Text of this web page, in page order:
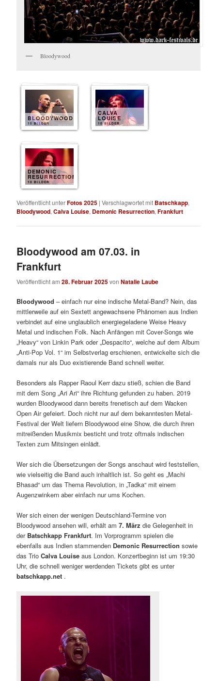
Bloodywood
BLOODYWOOD
15 BILDER
CALVA
LOUISE
10 BILDER
DEMONIC
RESURRECTION
10 BILDER
Veröffentlicht unterFotos 2025 |Verschlagwortet mit Batschkapp,
Bloodywood,Calva Louise, Demonic Resurrection,Frankfurt
Bloodywood am 07.03. in
Frankfurt
Veröffentlicht am28. Februar 2025vonNatalie Laube
Bloodywood – einfach nur eine indische Metal-Band? Nein, das
mittlerweile auf ein Sextett angewachsene Phänomen aus Indien
verbindet auf eine unglaublich energiegeladene Weise Heavy
Metal und indischen Folk. Nach Anfängen mit Cover-Songs wie
„Heavy“ von Linkin Park oder „Despacito“, welche auf dem Album
„Anti-Pop Vol. 1“ im Selbstverlag erschienen, entwickelte sich die
damals nur als Duo existierende Band schnell weiter.
Besonders als Rapper Raoul Kerr dazu stieß, schien die Band
mit dem Song „Ari Ari“ ihre Richtung gefunden zu haben. 2019
wurden Bloodywood dann bereits frenetisch auf dem Wacken
Open Air gefeiert. Doch nicht nur auf dem bekanntesten Metal-
Festival der Welt liefern Bloodywood eine Show, die durch ihren
mitreißenden Musikmix besticht und trotz oftmals indischen
Texten zum Mitsingen einlädt.
Wer sich die Übersetzungen der Songs anschaut wird feststellen,
wie vielseitig die Band auch inhaltlich ist. So geht es „Machi
Bhasad“ um das Thema Revolution, in „Tadka“ mit einem
Augenzwinkern aber einfach nur ums Kochen.
Wer sich einen der wenigen Deutschland-Termine von
Bloodywood ansehen will, erhält am7. März die Gelegenheit in
der Batschkapp Frankfurt. Im Vorprogramm spielen die
ebenfalls aus Indien stammenden Demonic Resurrection sowie
das TrioCalva Louise aus London. Konzertbeginn ist um 19:30
Uhr, die schnell weniger werdenden Tickets gibt es unter
batschkapp.net .